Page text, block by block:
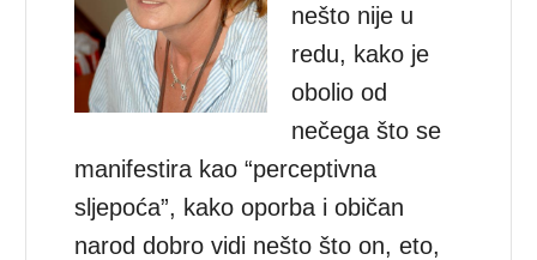
nešto nije u
redu, kako je
obolio od
nečega što se
manifestira kao “perceptivna
sljepoća”, kako oporba i običan
narod dobro vidi nešto što on, eto,